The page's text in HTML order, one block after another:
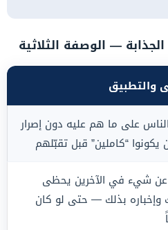
— الوصفة الثلاثية
والتطبيق
على ما هم عليه دون إصرار
يكونوا “كاملين” قبل تقبّلهم
عن شيء في الآخرين يحظى
وإخباره بذلك — حتى لو كان